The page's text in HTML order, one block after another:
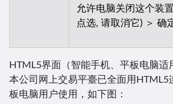
允许电脑关闭这个装
点选, 请取消它) ＞ 确
HTML5界面（智能手机、平板电脑适
本公司网上交易平臺已全面用HTML5
板电脑用户使用，如下图：